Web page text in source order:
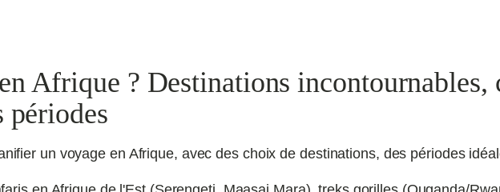
Afrique ? Destinations incontournables,
périodes
un voyage en Afrique, avec des choix de destinations, des périodes